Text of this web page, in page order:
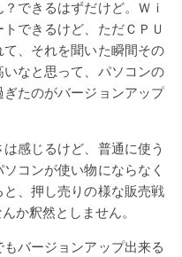
できるはずだけど。Ｗｉ
できるけど、ただＣＰＵ
、それを聞いた瞬間その
なと思って、パソコンの
たのがバージョンアップ
感じるけど、普通に使う
コンが使い物にならなく
、押し売りの様な販売戦
か釈然としません。
バージョンアップ出来る